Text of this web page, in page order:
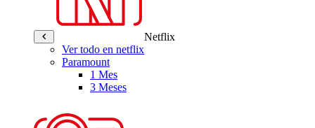
Netflix
Ver todo en netflix
Paramount
1 Mes
3 Meses